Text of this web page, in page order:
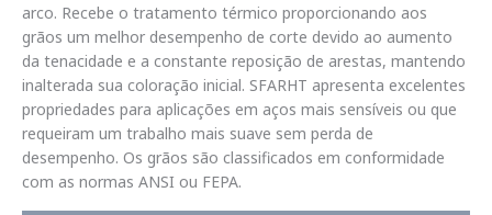
arco. Recebe o tratamento térmico proporcionando aos
grãos um melhor desempenho de corte devido ao aumento
da tenacidade e a constante reposição de arestas, mantendo
inalterada sua coloração inicial. SFARHT apresenta excelentes
propriedades para aplicações em aços mais sensíveis ou que
requeiram um trabalho mais suave sem perda de
desempenho. Os grãos são classificados em conformidade
com as normas ANSI ou FEPA.